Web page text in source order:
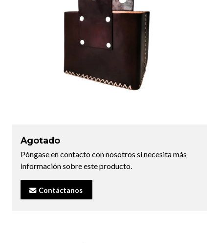
Agotado
Póngase en contacto con nosotros si necesita más
información sobre este producto.
Contáctanos